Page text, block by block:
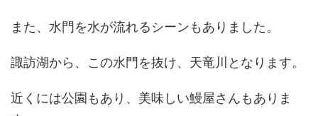
また、水門を水が流れるシーンもありました。
諏訪湖から、この水門を抜け、天竜川となります。
近くには公園もあり、美味しい鰻屋さんもありま